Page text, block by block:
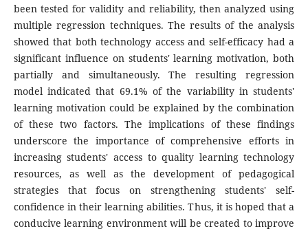
been tested for validity and reliability, then analyzed using
multiple regression techniques. The results of the analysis
showed that both technology access and self-efficacy had a
significant influence on students' learning motivation, both
partially and simultaneously. The resulting regression
model indicated that 69.1% of the variability in students'
learning motivation could be explained by the combination
of these two factors. The implications of these findings
underscore the importance of comprehensive efforts in
increasing students' access to quality learning technology
resources, as well as the development of pedagogical
strategies that focus on strengthening students' self-
confidence in their learning abilities. Thus, it is hoped that a
conducive learning environment will be created to improve